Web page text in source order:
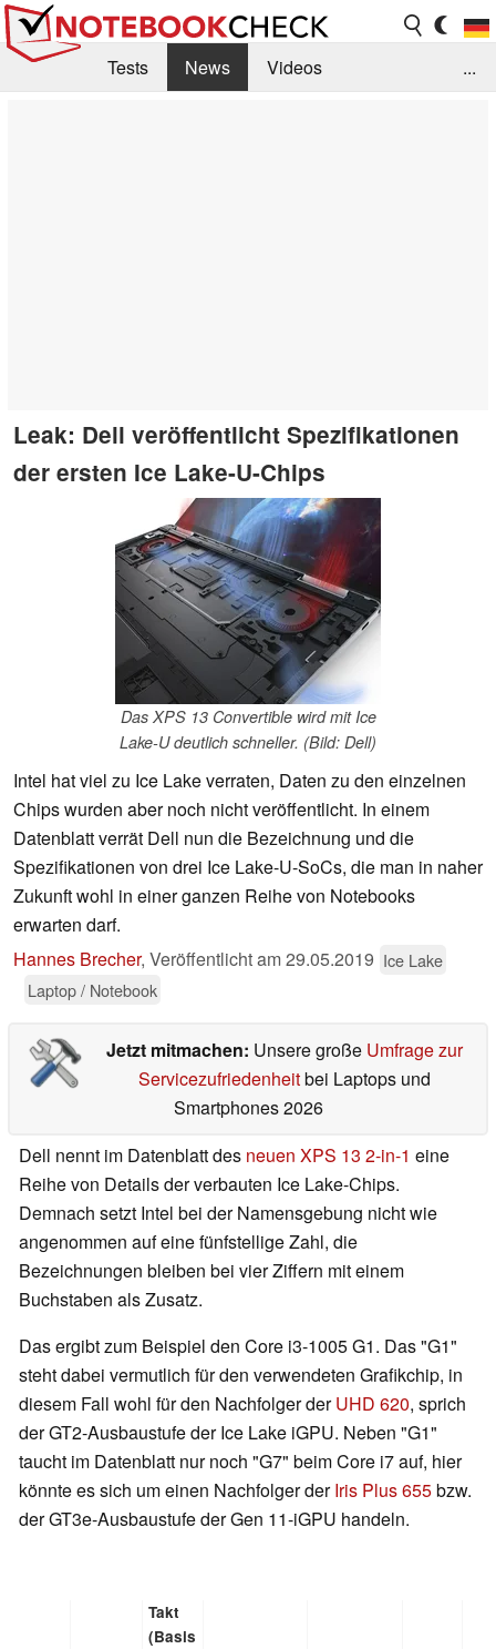
Tests News
Videos
...
Leak: Dell veröffentlicht Spezifikationen
der ersten Ice Lake-U-Chips
Das XPS 13 Convertible wird mit Ice
Lake-U deutlich schneller. (Bild: Dell)
Intel hat viel zu Ice Lake verraten, Daten zu den einzelnen
Chips wurden aber noch nicht veröffentlicht. In einem
Datenblatt verrät Dell nun die Bezeichnung und die
Spezifikationen von drei Ice Lake-U-SoCs, die man in naher
Zukunft wohl in einer ganzen Reihe von Notebooks
erwarten darf.
Hannes Brecher, Veröffentlicht am29.05.2019 Ice Lake
Laptop / Notebook
Jetzt mitmachen: Unsere große Umfrage zur
Servicezufriedenheitbei Laptops und
Smartphones 2026
Dell nennt im Datenblatt des neuen XPS 13 2-in-1 eine
Reihe von Details der verbauten Ice Lake-Chips.
Demnach setzt Intel bei der Namensgebung nicht wie
angenommen auf eine fünfstellige Zahl, die
Bezeichnungen bleiben bei vier Ziffern mit einem
Buchstaben als Zusatz.
Das ergibt zum Beispiel den Core i3-1005 G1. Das "G1"
steht dabei vermutlich für den verwendeten Grafikchip, in
diesem Fall wohl für den Nachfolger derUHD 620, sprich
der GT2-Ausbaustufe der Ice Lake iGPU. Neben "G1"
taucht im Datenblatt nur noch "G7" beim Core i7 auf, hier
könnte es sich um einen Nachfolger derIris Plus 655bzw.
der GT3e-Ausbaustufe der Gen 11-iGPU handeln.
Takt
(Basis